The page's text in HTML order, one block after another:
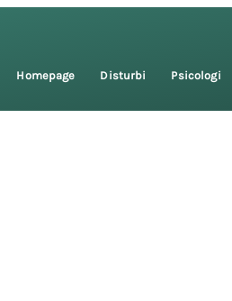
Homepage Disturbi Psicologi